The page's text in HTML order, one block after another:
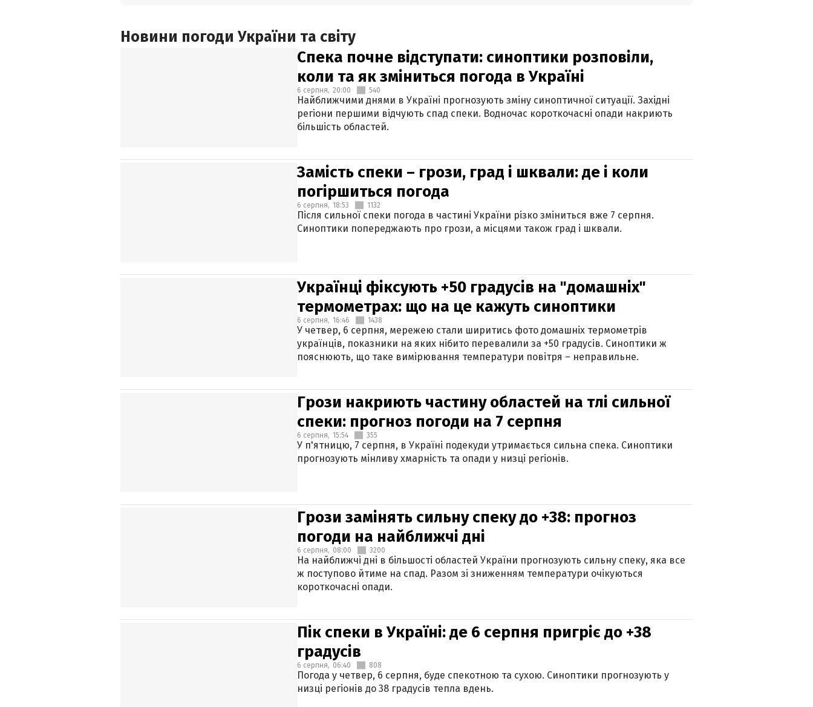
Новини погоди України та світу
Спека почне відступати: синоптики розповіли,
коли та як зміниться погода в Україні
6 серпня, 20:00 540
Найближчими днями в Україні прогнозують зміну синоптичної ситуації. Західні
регіони першими відчують спад спеки. Водночас короткочасні опади накриють
більшість областей.
Замість спеки – грози, град і шквали: де і коли
погіршиться погода
6 серпня, 18:53 1132
Після сильної спеки погода в частині України різко зміниться вже 7 серпня.
Синоптики попереджають про грози, а місцями також град і шквали.
Українці фіксують +50 градусів на "домашніх"
термометрах: що на це кажуть синоптики
6 серпня, 16:46 1438
У четвер, 6 серпня, мережею стали ширитись фото домашніх термометрів
українців, показники на яких нібито перевалили за +50 градусів. Синоптики ж
пояснюють, що таке вимірювання температури повітря – неправильне.
Грози накриють частину областей на тлі сильної
спеки: прогноз погоди на 7 серпня
6 серпня, 15:54 355
У п'ятницю, 7 серпня, в Україні подекуди утримається сильна спека. Синоптики
прогнозують мінливу хмарність та опади у низці регіонів.
Грози замінять сильну спеку до +38: прогноз
погоди на найближчі дні
6 серпня, 08:00 3200
На найближчі дні в більшості областей України прогнозують сильну спеку, яка все
ж поступово йтиме на спад. Разом зі зниженням температури очікуються
короткочасні опади.
Пік спеки в Україні: де 6 серпня пригріє до +38
градусів
6 серпня, 06:40 808
Погода у четвер, 6 серпня, буде спекотною та сухою. Синоптики прогнозують у
низці регіонів до 38 градусів тепла вдень.